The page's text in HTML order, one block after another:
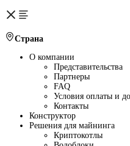
Страна
О компании
Представительства
Партнеры
FAQ
Условия оплаты и
Контакты
Конструктор
Решения для майнинга
Криптокотлы